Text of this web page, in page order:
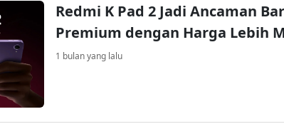
Redmi K Pad 2 Jadi Ancaman
Premium dengan Harga Lebih
1 bulan yang lalu